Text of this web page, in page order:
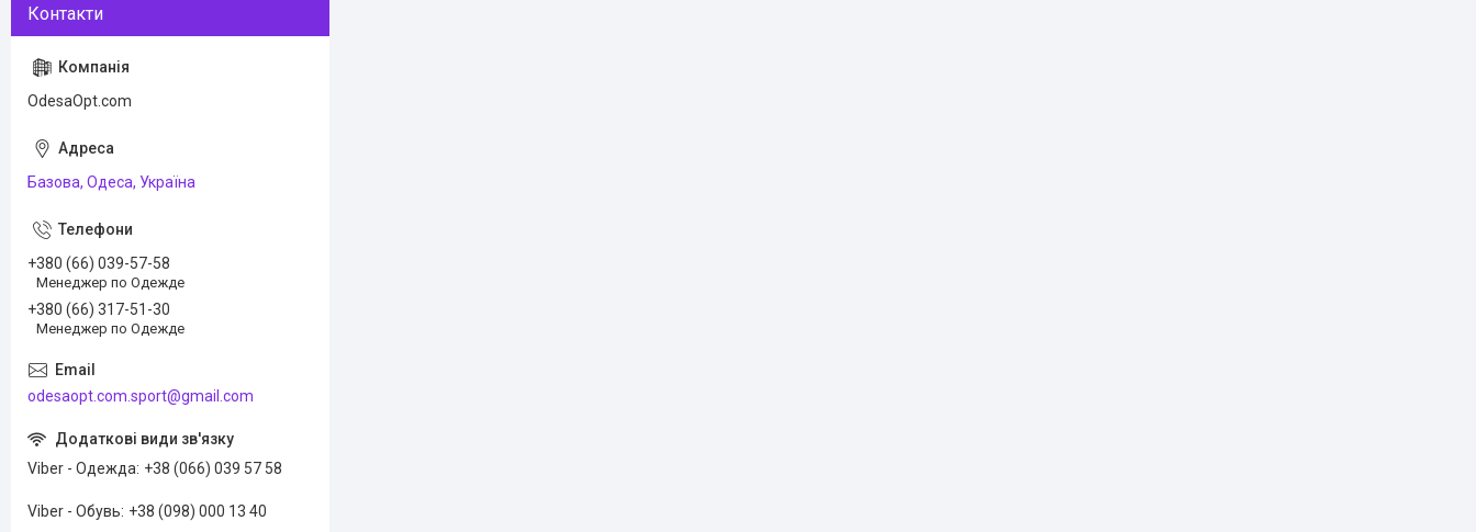
OdesaOpt.com
Базова, Одеса, Україна
+380 (66) 039-57-58
Менеджер по Одежде
+380 (66) 317-51-30
Менеджер по Одежде
odesaopt.com.sport@gmail.com
Viber - Одежда +38 (066) 039 57 58
Viber - Обувь +38 (098) 000 13 40